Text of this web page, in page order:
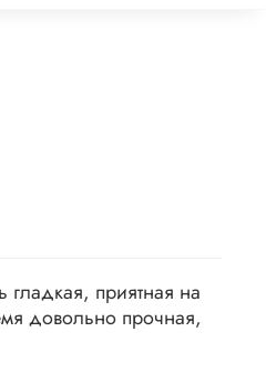
гладкая, приятная на
довольно прочная,